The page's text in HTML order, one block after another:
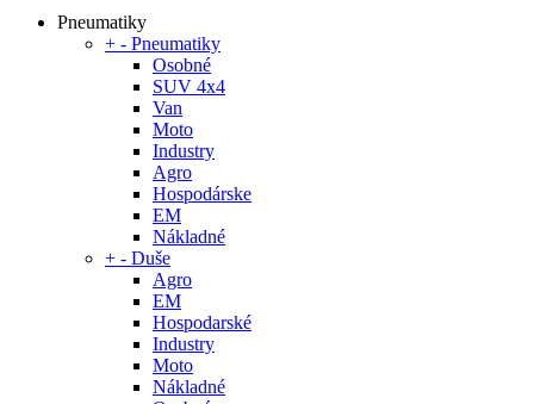
Pneumatiky
+ - Pneumatiky
Osobné
SUV 4x4
Van
Moto
Industry
Agro
Hospodárske
EM
Nákladné
+ - Duše
Agro
EM
Hospodarské
Industry
Moto
Nákladné